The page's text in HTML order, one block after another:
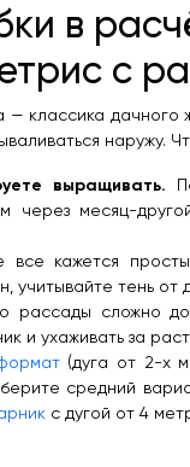
в
с
классика
наружу.
выращивать.
через месяц-
все кажется
учитывайте тень от
рассады сложно
и ухаживать за
(дуга от 2-х
средний
с дугой от 4